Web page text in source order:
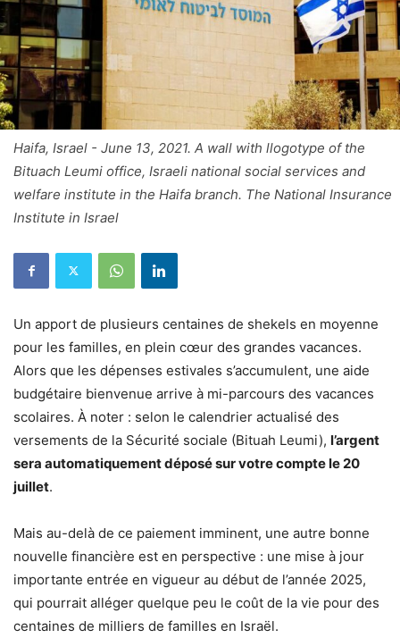
Haifa, Israel - June 13, 2021. A wall with llogotype of the
Bituach Leumi office, Israeli national social services and
welfare institute in the Haifa branch. The National Insurance
Institute in Israel
Un apport de plusieurs centaines de shekels en moyenne
pour les familles, en plein cœur des grandes vacances.
Alors que les dépenses estivales s’accumulent, une aide
budgétaire bienvenue arrive à mi-parcours des vacances
scolaires. À noter : selon le calendrier actualisé des
versements de la Sécurité sociale (Bituah Leumi), l’argent
sera automatiquement déposé sur votre compte le 20
juillet.
Mais au-delà de ce paiement imminent, une autre bonne
nouvelle financière est en perspective : une mise à jour
importante entrée en vigueur au début de l’année 2025,
qui pourrait alléger quelque peu le coût de la vie pour des
centaines de milliers de familles en Israël.